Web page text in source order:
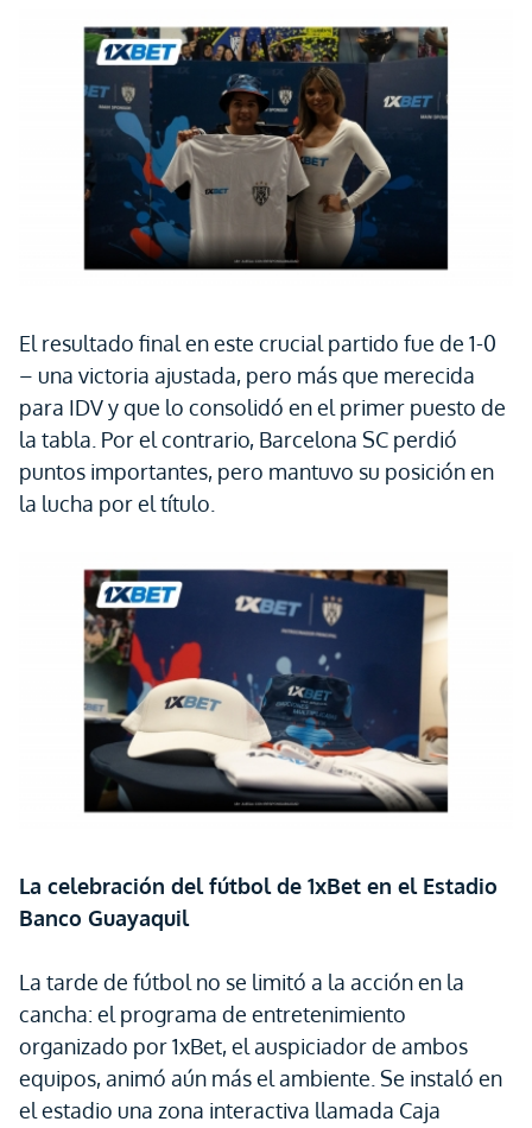
El resultado final en este crucial partido fue de 1-0
– una victoria ajustada, pero más que merecida
para IDV y que lo consolidó en el primer puesto de
la tabla. Por el contrario, Barcelona SC perdió
puntos importantes, pero mantuvo su posición en
la lucha por el título.
La celebración del fútbol de 1xBet en el Estadio
Banco Guayaquil
La tarde de fútbol no se limitó a la acción en la
cancha: el programa de entretenimiento
organizado por 1xBet, el auspiciador de ambos
equipos, animó aún más el ambiente. Se instaló en
el estadio una zona interactiva llamada Caja